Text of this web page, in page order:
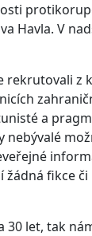
Havla. V
rekrutovali
a
fikce
let, tak